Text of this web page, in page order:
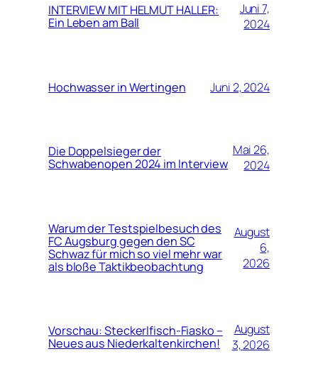
INTERVIEW MIT HELMUT HALLER:
Ein Leben am Ball
Juni 7,
2024
Hochwasser in Wertingen Juni 2, 2024
Die Doppelsieger der
Schwabenopen 2024 im Interview
Mai 26,
2024
Warum der Testspielbesuch des
FC Augsburg gegen den SC
Schwaz für mich so viel mehr war
als bloße Taktikbeobachtung
August
6,
2026
Vorschau: Steckerlfisch-Fiasko –
Neues aus Niederkaltenkirchen!
August
3, 2026